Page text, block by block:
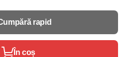
rapid
În coș